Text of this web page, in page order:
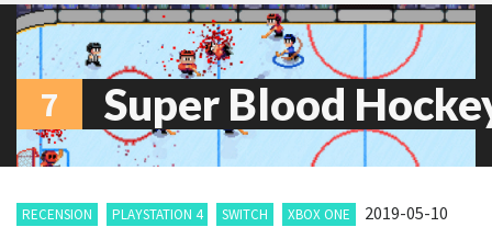
7 Super Blood
RECENSION PLAYSTATION 4 SWITCH XBOX ONE
2019-05-10